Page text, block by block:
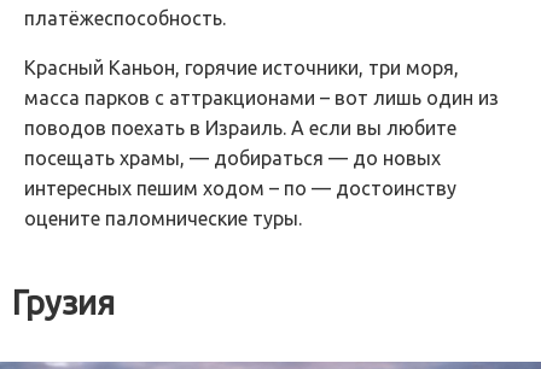
платёжеспособность.
Красный Каньон, горячие источники, три моря,
масса парков с аттракционами – вот лишь один из
поводов поехать в Израиль. А если вы любите
посещать храмы, — добираться — до новых
интересных пешим ходом – по — достоинству
оцените паломнические туры.
Грузия